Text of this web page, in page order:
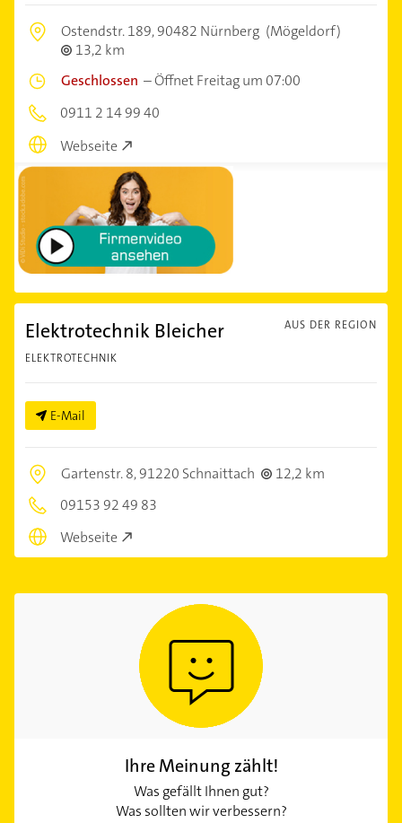
Ostendstr. 189,90482 Nürnberg (Mögeldorf)
13,2 km
Geschlossen –Öffnet Freitag um 07:00
0911 2 14 99 40
Webseite
AUS DER REGION
Elektrotechnik Bleicher
ELEKTROTECHNIK
E-Mail
Gartenstr. 8,91220 Schnaittach
12,2 km
09153 92 49 83
Webseite
Ihre Meinung zählt!
Was gefällt Ihnen gut?
Was sollten wir verbessern?